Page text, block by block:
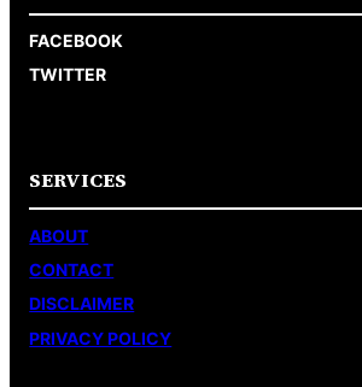
FACEBOOK
TWITTER
SERVICES
ABOUT
CONTACT
DISCLAIMER
PRIVACY POLICY